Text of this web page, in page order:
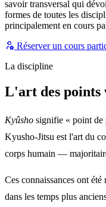
savoir transversal qui
formes de toutes les
principalement en cours
Réserver un cours
La discipline
L'art des points
Kyûsho signifie « point de
Kyusho-Jitsu est l'art du
corps humain —
Ces connaissances ont été
dans les temps plus